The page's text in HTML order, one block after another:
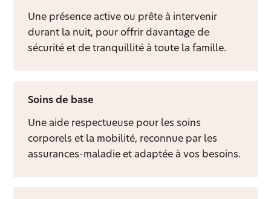
Une présence active ou prête à intervenir
durant la nuit, pour offrir davantage de
sécurité et de tranquillité à toute la famille.
Soins de base
Une aide respectueuse pour les soins
corporels et la mobilité, reconnue par les
assurances-maladie et adaptée à vos besoins.